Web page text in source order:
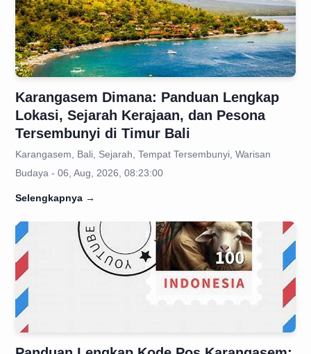
Karangasem Dimana: Panduan Lengkap
Lokasi, Sejarah Kerajaan, dan Pesona
Tersembunyi di Timur Bali
Karangasem, Bali, Sejarah, Tempat Tersembunyi, Warisan
Budaya - 06, Aug, 2026, 08:23:00
Selengkapnya →